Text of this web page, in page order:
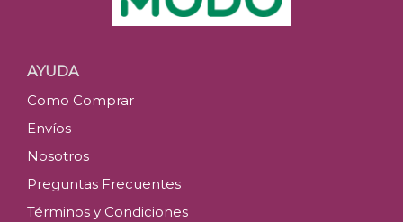
AYUDA
Como Comprar
Envíos
Nosotros
Preguntas Frecuentes
Términos y Condiciones